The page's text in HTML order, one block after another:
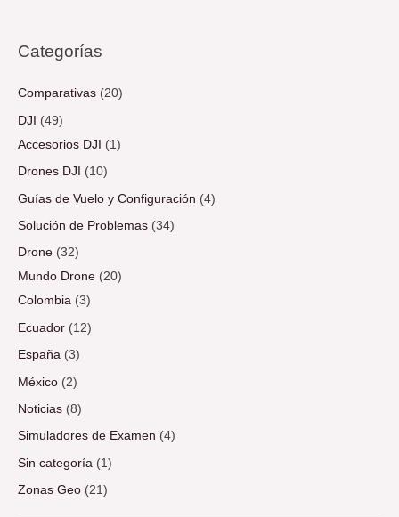
Categorías
Comparativas (20)
DJI
(49)
Accesorios DJI
(1)
Drones DJI (10)
Guías de Vuelo y Configuración (4)
Solución de Problemas (34)
Drone (32)
Mundo Drone (20)
Colombia (3)
Ecuador (12)
España (3)
México (2)
Noticias (8)
Simuladores de Examen (4)
Sin categoría (1)
Zonas Geo (21)